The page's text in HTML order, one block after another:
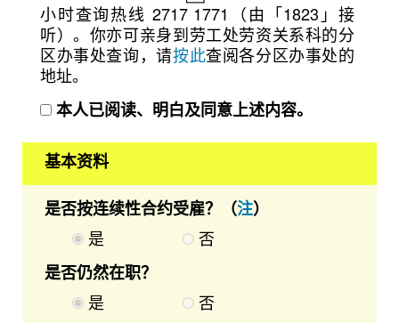
小时查询热线 2717 1771（由「1823」接
听）。你亦可亲身到劳工处劳资关系科的分
区办事处查询，请按此查阅各分区办事处的
地址。
本人已阅读、明白及同意上述内容。
基本资料
是否按连续性合约受雇？（注）
是
否
是否仍然在职？
是
否